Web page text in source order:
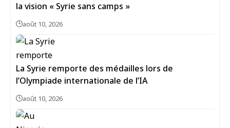
la vision « Syrie sans camps »
août 10, 2026
La Syrie remporte des médailles lors de
l’Olympiade internationale de l’IA
août 10, 2026